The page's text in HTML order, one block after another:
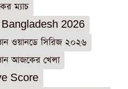
ম্যাচ
2026
ওয়ানডে সিরিজ ২০২৬
আজকের খেলা
Score